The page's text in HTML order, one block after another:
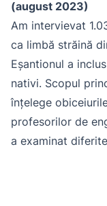
(august 2023)
Am intervievat
ca limbă străină
Eșantionul a
nativi. Scopul
înțelege
profesorilor de
a examinat